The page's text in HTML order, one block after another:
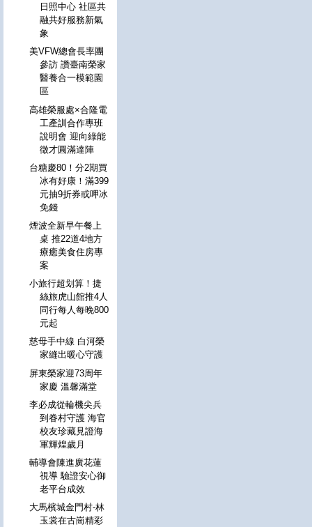
日照中心 社區共
融共好服務新氣
象
美VFW總會長率團
參訪 讚臺南榮家
醫養合一模範園
區
高雄榮服處×合隆電
工產訓合作專班
說明會 迎向綠能
徵才圓滿達陣
台糖慶80！分2期買
冰有好康！滿399
元抽9折券或呷冰
免錢
煙波全新早午餐上
桌 推22道4地方
療癒美食住房專
案
小旅行超划算！捷
絲旅虎山館推4人
同行每人每晚800
元起
慈母手中線 白河榮
家縫出暖心守護
屏東榮家迎73周年
家慶 溫馨滿堂
李必成從輪機尖兵
到眷村守護 海官
校友珍藏見證海
軍輝煌歲月
輔導會陳進廣花蓮
視導 驗證安心御
老平台成效
大馬檳城金門村-林
玉裳在古崗精彩